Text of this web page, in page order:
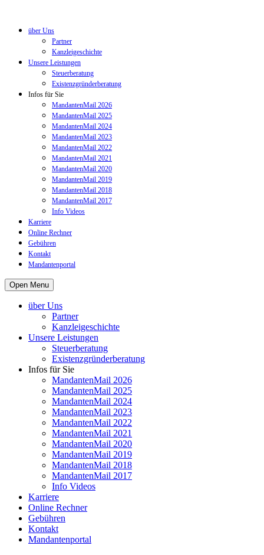
über Uns
Partner
Kanzleigeschichte
Unsere Leistungen
Steuerberatung
Existenzgründerberatung
Infos für Sie
MandantenMail 2026
MandantenMail 2025
MandantenMail 2024
MandantenMail 2023
MandantenMail 2022
MandantenMail 2021
MandantenMail 2020
MandantenMail 2019
MandantenMail 2018
MandantenMail 2017
Info Videos
Karriere
Online Rechner
Gebühren
Kontakt
Mandantenportal
Open Menu
über Uns
Partner
Kanzleigeschichte
Unsere Leistungen
Steuerberatung
Existenzgründerberatung
Infos für Sie
MandantenMail 2026
MandantenMail 2025
MandantenMail 2024
MandantenMail 2023
MandantenMail 2022
MandantenMail 2021
MandantenMail 2020
MandantenMail 2019
MandantenMail 2018
MandantenMail 2017
Info Videos
Karriere
Online Rechner
Gebühren
Kontakt
Mandantenportal